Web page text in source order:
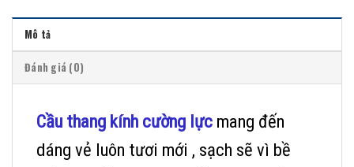
Mô tả
Đánh giá (0)
Cầu thang kính cường lực mang đến
dáng vẻ luôn tươi mới , sạch sẽ vì bề